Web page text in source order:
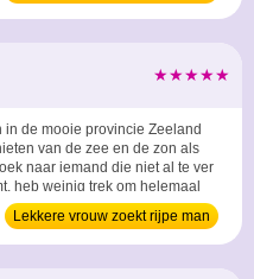
man
★★★★★
in de mooie provincie Zeeland
van de zee en de zon als
naar iemand die niet al te ver
heb weinig trek om helemaal
te moeten reizen. ...
Lekkere vrouw zoekt rijpe man